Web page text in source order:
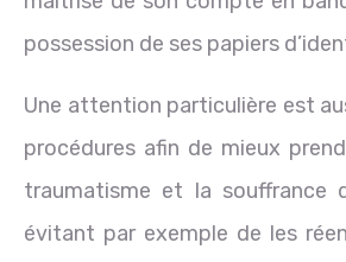
possession de ses papiers
Une attention particulière est
procédures afin de mieux
traumatisme et la souffrance
évitant par exemple de les